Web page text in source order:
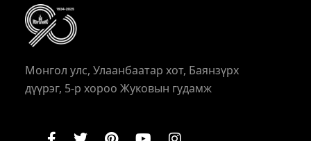
Монгол улс, Улаанбаатар хот, Баянзүрх
дүүрэг, 5-р хороо Жуковын гудамж